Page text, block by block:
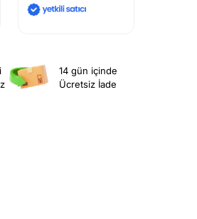
14 gün içinde
Ücretsiz İade